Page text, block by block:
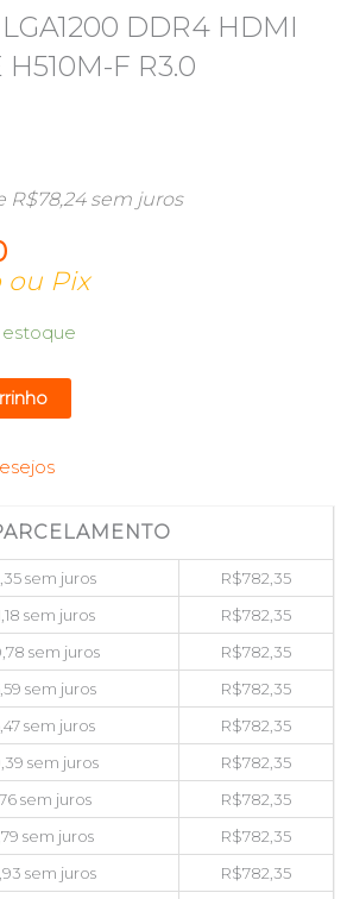
DDR4 HDMI
F R3.0
R$78,24sem juros
ou Pix
estoque
sem juros R$782,35
sem juros R$782,35
sem juros R$782,35
sem juros R$782,35
sem juros R$782,35
sem juros R$782,35
sem juros R$782,35
sem juros R$782,35
sem juros R$782,35